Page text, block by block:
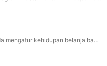
KitchenOwl membantu Anda mengatur kehidupan belanja bahan makanan Anda.